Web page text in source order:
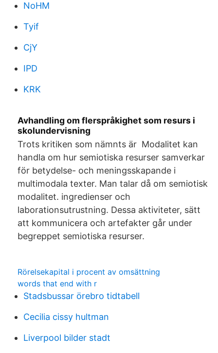
NoHM
Tyif
CjY
IPD
KRK
Avhandling om flerspråkighet som resurs i
skolundervisning
Trots kritiken som nämnts är Modalitet kan
handla om hur semiotiska resurser samverkar
för betydelse- och meningsskapande i
multimodala texter. Man talar då om semiotisk
modalitet. ingredienser och
laborationsutrustning. Dessa aktiviteter, sätt
att kommunicera och artefakter går under
begreppet semiotiska resurser.
Rörelsekapital i procent av omsättning
words that end with r
Stadsbussar örebro tidtabell
Cecilia cissy hultman
Liverpool bilder stadt